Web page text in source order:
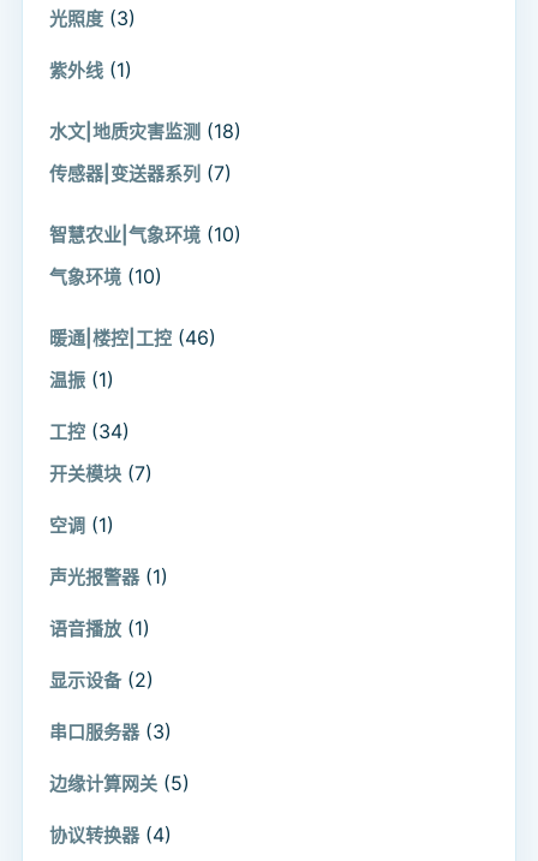
光照度 (3)
紫外线 (1)
水文|地质灾害监测 (18)
传感器|变送器系列 (7)
智慧农业|气象环境 (10)
气象环境 (10)
暖通|楼控|工控 (46)
温振 (1)
工控 (34)
开关模块 (7)
空调 (1)
声光报警器 (1)
语音播放 (1)
显示设备 (2)
串口服务器 (3)
边缘计算网关 (5)
协议转换器 (4)